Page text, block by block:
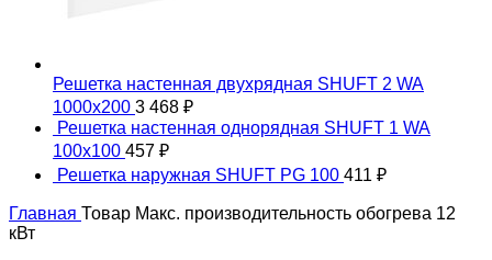
Решетка настенная двухрядная SHUFT 2 WA
1000x200 3 468 ₽
Решетка настенная однорядная SHUFT 1 WA
100x100 457 ₽
Решетка наружная SHUFT PG 100 411 ₽
Главная Товар Макс. производительность обогрева 12
кВт